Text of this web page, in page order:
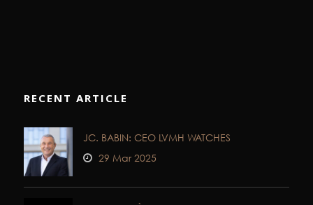
RECENT ARTICLE
JC. BABIN: CEO LVMH WATCHES
29 Mar 2025